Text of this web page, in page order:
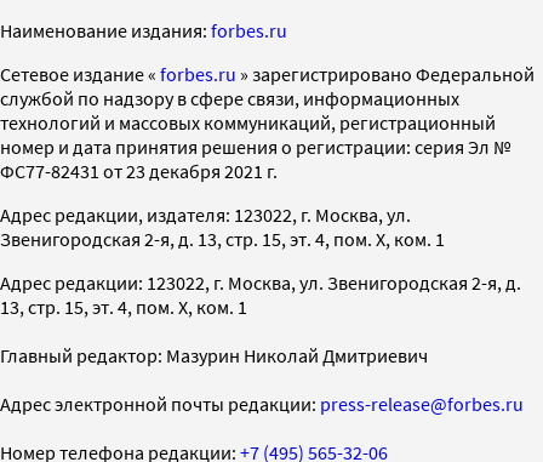
Наименование издания: forbes.ru
Cетевое издание « forbes.ru » зарегистрировано Федеральной
службой по надзору в сфере связи, информационных
технологий и массовых коммуникаций, регистрационный
номер и дата принятия решения о регистрации: серия Эл №
ФС77-82431 от 23 декабря 2021 г.
Адрес редакции, издателя: 123022, г. Москва, ул.
Звенигородская 2-я, д. 13, стр. 15, эт. 4, пом. X, ком. 1
Адрес редакции: 123022, г. Москва, ул. Звенигородская 2-я, д.
13, стр. 15, эт. 4, пом. X, ком. 1
Главный редактор: Мазурин Николай Дмитриевич
Адрес электронной почты редакции: press-release@forbes.ru
Номер телефона редакции: +7 (495) 565-32-06